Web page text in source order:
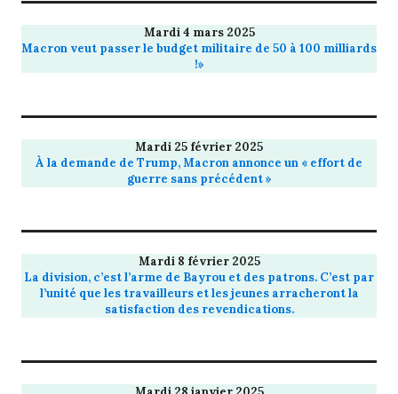
Mardi 4 mars 2025
Macron veut passer le budget militaire de 50 à 100 milliards
!»
Mardi 25 février 2025
À la demande de Trump, Macron annonce un « effort de
guerre sans précédent »
Mardi 8 février 2025
La division, c’est l’arme de Bayrou et des patrons. C’est par
l’unité que les travailleurs et les jeunes arracheront la
satisfaction des revendications.